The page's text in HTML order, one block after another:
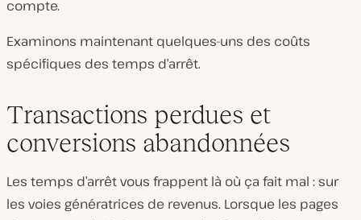
compte.
Examinons maintenant quelques-uns des coûts
spécifiques des temps d’arrêt.
Transactions perdues et
conversions abandonnées
Les temps d’arrêt vous frappent là où ça fait mal : sur
les voies génératrices de revenus. Lorsque les pages